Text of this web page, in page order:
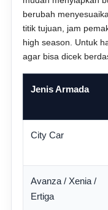
berubah
titik tujuan, jam
high season. Untuk
agar bisa dicek
Jenis Armada
City Car
Avanza / Xenia /
Ertiga